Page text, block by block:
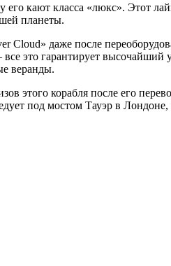
кают класса «люкс». Этот
планеты.
даже после
это гарантирует высочайший
веранды.
этого корабля после его
под мостом Тауэр в